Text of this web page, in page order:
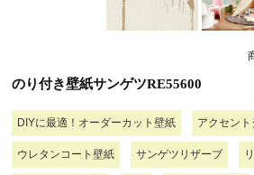
のり付き壁紙サンゲツRE55600
DIYに最適！オーダーカット壁紙 アクセント
ウレタンコート壁紙 サンゲツリザーブ